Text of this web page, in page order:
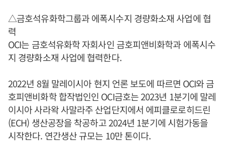
△금호석유화학그룹과 에폭시수지 경량화소재 사업에 협
력
OCI는 금호석유화학 자회사인 금호피앤비화학과 에폭시수
지 경량화소재 사업에 협력한다.
2022년 8월 말레이시아 현지 언론 보도에 따르면 OCI와 금
호피앤비화학 합작법인인 OCI금호는 2023년 1분기에 말레
이시아 사라왁 사말라주 산업단지에서 에피클로로히드린
(ECH) 생산공장을 착공하고 2024년 1분기에 시험가동을
시작한다. 연간생산 규모는 10만 톤이다.